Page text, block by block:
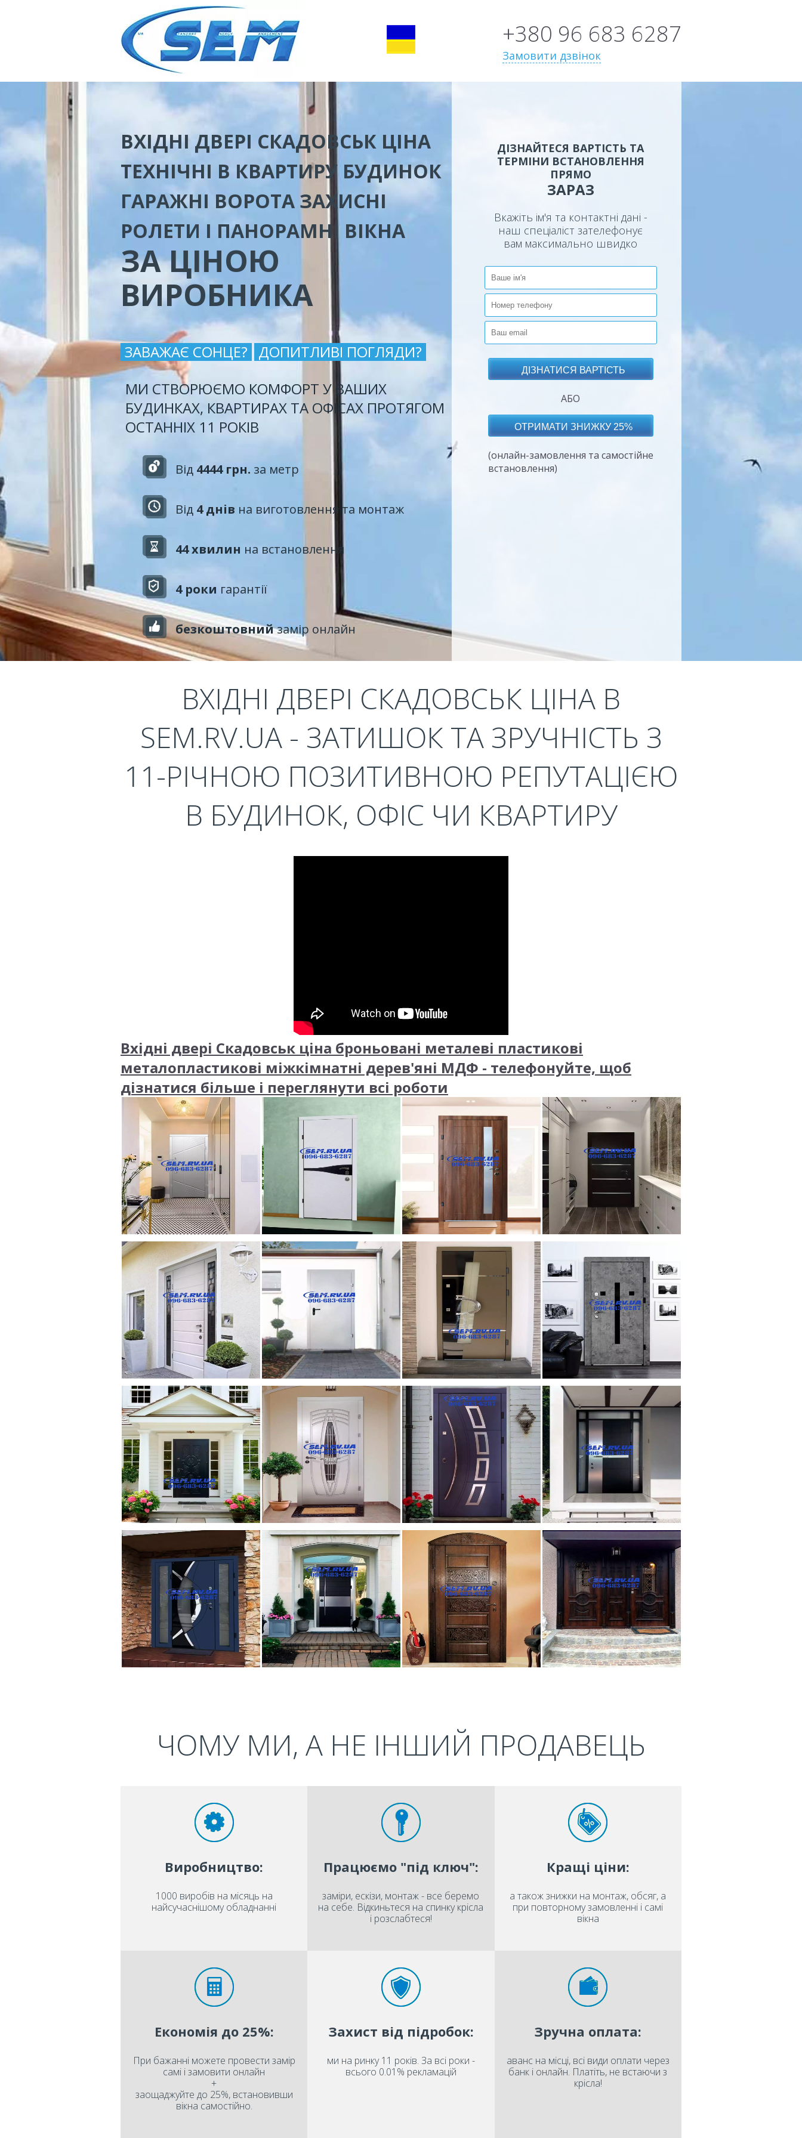
+380 96 683 6287
Замовити дзвінок
ВХІДНІ ДВЕРІ СКАДОВСЬК ЦІНА
ТЕХНІЧНІ В КВАРТИРУ БУДИНОК
ГАРАЖНІ ВОРОТА ЗАХИСНІ
РОЛЕТИ І ПАНОРАМНІ ВІКНА
ЗА ЦІНОЮ
ВИРОБНИКА
ЗАВАЖАЄ СОНЦЕ?
ДОПИТЛИВІ ПОГЛЯДИ?
МИ СТВОРЮЄМО КОМФОРТ У ВАШИХ
БУДИНКАХ, КВАРТИРАХ ТА ОФІСАХ ПРОТЯГОМ
ОСТАННІХ 11 РОКІВ
Від 4444 грн. за метр
Від 4 днів на виготовлення та монтаж
44 хвилин на встановлення
4 роки гарантії
безкоштовнийзамір онлайн
ДІЗНАЙТЕСЯ ВАРТІСТЬ ТА
ТЕРМІНИ ВСТАНОВЛЕННЯ
ПРЯМО
ЗАРАЗ
Вкажіть ім'я та контактні дані -
наш спеціаліст зателефонує
вам максимально швидко
АБО
(онлайн-замовлення та самостійне
встановлення)
ВХІДНІ ДВЕРІ СКАДОВСЬК ЦІНА В
SEM.RV.UA - ЗАТИШОК ТА ЗРУЧНІСТЬ З
11-РІЧНОЮ ПОЗИТИВНОЮ РЕПУТАЦІЄЮ
В БУДИНОК, ОФІС ЧИ КВАРТИРУ
Вхідні двері Скадовськ ціна броньовані металеві пластикові
металопластикові міжкімнатні дерев'яні МДФ - телефонуйте, щоб
дізнатися більше і переглянути всі роботи
ЧОМУ МИ, А НЕ ІНШИЙ ПРОДАВЕЦЬ
Виробництво:
1000 виробів на місяць на
найсучаснішому обладнанні
Працюємо "під ключ":
заміри, ескізи, монтаж - все беремо
на себе. Відкиньтеся на спинку крісла
і розслабтеся!
Кращі ціни:
а також знижки на монтаж, обсяг, а
при повторному замовленні і самі
вікна
Економія до 25%:
При бажанні можете провести замір
самі і замовити онлайн
+
заощаджуйте до 25%, встановивши
вікна самостійно.
Захист від підробок:
ми на ринку 11 років. За всі роки -
всього 0.01% рекламацій
Зручна оплата:
аванс на місці, всі види оплати через
банк і онлайн. Платіть, не встаючи з
крісла!